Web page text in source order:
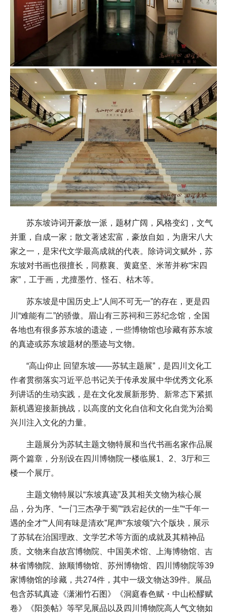
苏东坡诗词开豪放一派，题材广阔，风格变幻，文气
并重，自成一家；散文著述宏富，豪放自如，为唐宋八大
家之一，是宋代文学最高成就的代表。除诗词文赋外，苏
东坡对书画也很擅长，同蔡襄、黄庭坚、米芾并称“宋四
家”，工于画，尤擅墨竹、怪石、枯木等。
苏东坡是中国历史上“人间不可无一”的存在，更是四
川“难能有二”的骄傲。眉山有三苏祠和三苏纪念馆，全国
各地也有很多苏东坡的遗迹，一些博物馆也珍藏有苏东坡
的真迹或苏东坡题材的墨迹与文物。
“高山仰止 回望东坡——苏轼主题展”，是四川文化工
作者贯彻落实习近平总书记关于传承发展中华优秀文化系
列讲话的生动实践，是在文化发展新形势、新常态下紧抓
新机遇迎接新挑战，以高度的文化自信和文化自觉为治蜀
兴川注入文化的力量。
主题展分为苏轼主题文物特展和当代书画名家作品展
两个篇章，分别设在四川博物院一楼临展1、2、3厅和三
楼一个展厅。
主题文物特展以“东坡真迹”及其相关文物为核心展
品，分为序、“一门三杰孕于蜀”“跌宕起伏的一生”“千年一
遇的全才”“人间有味是清欢”尾声“东坡颂”六个版块，展示
了苏轼在治国理政、文学艺术等方面的成就及其精神品
质。文物来自故宫博物院、中国美术馆、上海博物馆、吉
林省博物院、旅顺博物馆、苏州博物馆、四川博物院等39
家博物馆的珍藏，共274件，其中一级文物达39件。展品
包含苏轼真迹《潇湘竹石图》《洞庭春色赋・中山松醪赋
卷》《阳羡帖》等罕见展品以及四川博物院高人气文物如